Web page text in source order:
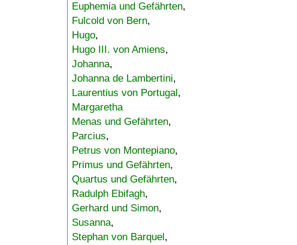
Euphemia und Gefährten,
Fulcold von Bern,
Hugo,
Hugo III. von Amiens,
Johanna,
Johanna de Lambertini,
Laurentius von Portugal,
Margaretha
Menas und Gefährten,
Parcius,
Petrus von Montepiano,
Primus und Gefährten,
Quartus und Gefährten,
Radulph Ebifagh,
Gerhard und Simon,
Susanna,
Stephan von Barquel,